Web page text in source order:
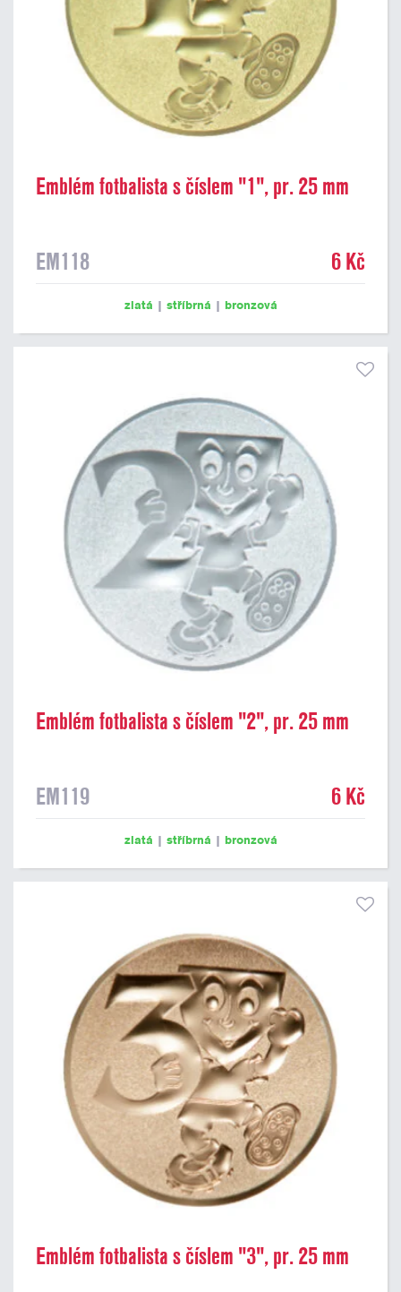
Emblém fotbalista s číslem "1", pr. 25 mm
EM118 6 Kč
zlatá | stříbrná | bronzová
Emblém fotbalista s číslem "2", pr. 25 mm
EM119 6 Kč
zlatá | stříbrná | bronzová
Emblém fotbalista s číslem "3", pr. 25 mm